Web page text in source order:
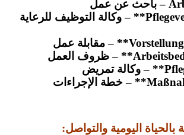
17. **Pflegevermittlung** – وكالة التوظيف للرعاية
اليومية والتواصل: